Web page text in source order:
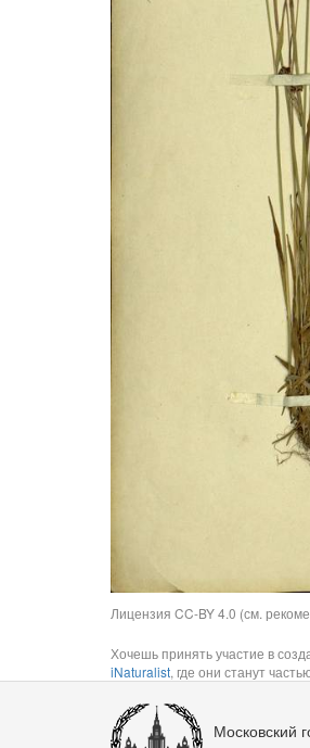
Лицензия CC-BY 4.0 (см.
Хочешь принять участие в
iNaturalist, где они станут
Московский